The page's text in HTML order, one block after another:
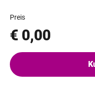
Preis
€ 0,00